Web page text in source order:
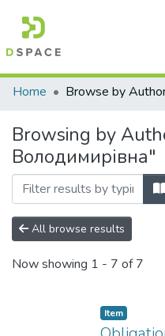
Communities & Collections
Home Browse by
Browsing by
Володимирівна"
All browse results
Now showing 1 - 7 of 7
Item